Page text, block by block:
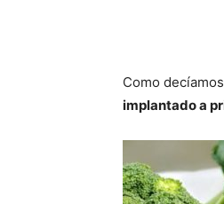
Como
implantado a